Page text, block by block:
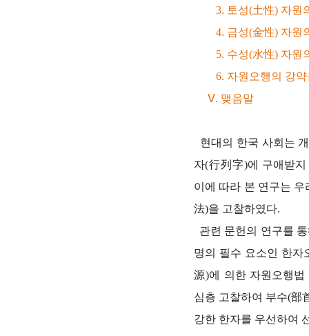
3. 토성(土性) 자원
4. 금성(金性) 자원
5. 수성(水性) 자원
6. 자원오행의 강약
Ⅴ. 맺음말
현대의 한국 사회는
자(行列字)에 구애받
이에 따라 본 연구는
法)을 고찰하였다.
관련 문헌의 연구를
명의 필수 요소인 한자
源)에 의한 자원오행
심층 고찰하여 부수(部
강한 한자를 우선하여